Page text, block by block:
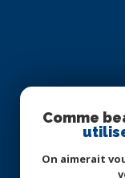
Comme
On aimerait